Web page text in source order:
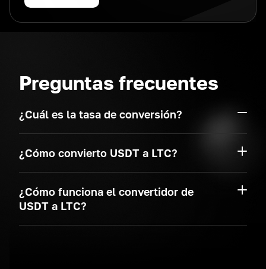
Preguntas frecuentes
¿Cuál es la tasa de conversión?
¿Cómo convierto USDT a LTC?
¿Cómo funciona el convertidor de
USDT a LTC?